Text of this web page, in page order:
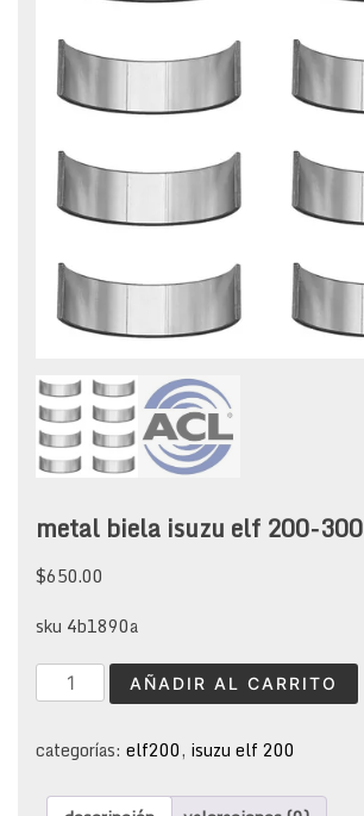
metal biela isuzu elf 200-300
$650.00
sku 4b1890a
metal
biela
elf
300
AÑADIR AL CARRITO
categorías: elf200, isuzu elf 200